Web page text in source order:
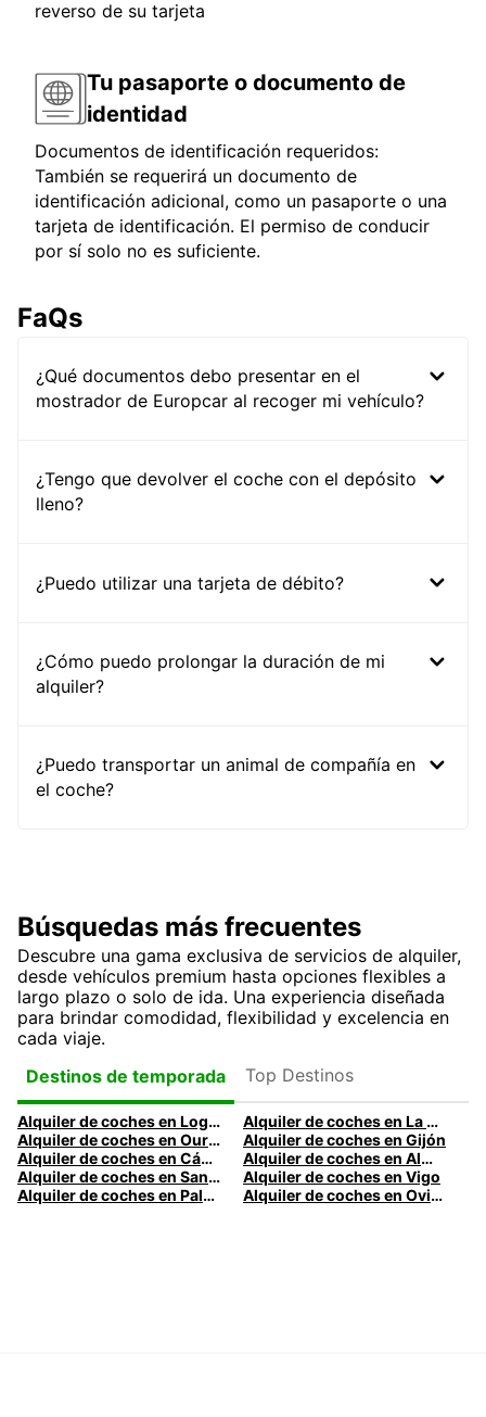
reverso de su tarjeta
Tu pasaporte o documento de
identidad
Documentos de identificación requeridos:
También se requerirá un documento de
identificación adicional, como un pasaporte o una
tarjeta de identificación. El permiso de conducir
por sí solo no es suficiente.
FaQs
¿Qué documentos debo presentar en el
mostrador de Europcar al recoger mi vehículo?
¿Tengo que devolver el coche con el depósito
lleno?
¿Puedo utilizar una tarjeta de débito?
¿Cómo puedo prolongar la duración de mi
alquiler?
¿Puedo transportar un animal de compañía en
el coche?
Búsquedas más frecuentes
Descubre una gama exclusiva de servicios de alquiler,
desde vehículos premium hasta opciones flexibles a
largo plazo o solo de ida. Una experiencia diseñada
para brindar comodidad, flexibilidad y excelencia en
cada viaje.
Destinos de temporada
Top Destinos
Alquiler de coches en Logroño
Alquiler de coches en La Coruña
Alquiler de coches en Ourense
Alquiler de coches en Gijón
Alquiler de coches en Cádiz
Alquiler de coches en Almería
Alquiler de coches en Santander
Alquiler de coches en Vigo
Alquiler de coches en Palma
Alquiler de coches en Oviedo